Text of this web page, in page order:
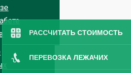
РАССЧИТАТЬ СТОИМОСТЬ
ПЕРЕВОЗКА ЛЕЖАЧИХ